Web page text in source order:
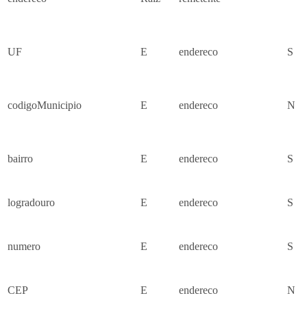
UF E endereco S
codigoMunicipio E endereco N
bairro E endereco S
logradouro E endereco S
numero E endereco S
CEP E endereco N